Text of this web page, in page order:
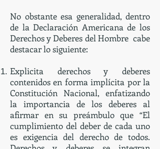
No obstante esa generalidad, dentro
de la Declaración Americana de los
Derechos y Deberes del Hombre cabe
destacar lo siguiente:
Explicita derechos y deberes
contenidos en forma implícita por la
Constitución Nacional, enfatizando
la importancia de los deberes al
afirmar en su preámbulo que “El
cumplimiento del deber de cada uno
es exigencia del derecho de todos.